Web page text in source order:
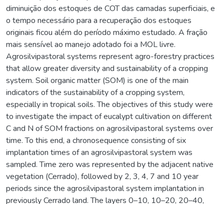
diminuição dos estoques de COT das camadas superficiais, e
o tempo necessário para a recuperação dos estoques
originais ficou além do período máximo estudado. A fração
mais sensível ao manejo adotado foi a MOL livre.
Agrosilvipastoral systems represent agro-forestry practices
that allow greater diversity and sustainability of a cropping
system. Soil organic matter (SOM) is one of the main
indicators of the sustainability of a cropping system,
especially in tropical soils. The objectives of this study were
to investigate the impact of eucalypt cultivation on different
C and N of SOM fractions on agrosilvipastoral systems over
time. To this end, a chronosequence consisting of six
implantation times of an agrosilvipastoral system was
sampled. Time zero was represented by the adjacent native
vegetation (Cerrado), followed by 2, 3, 4, 7 and 10 year
periods since the agrosilvipastoral system implantation in
previously Cerrado land. The layers 0–10, 10–20, 20–40,